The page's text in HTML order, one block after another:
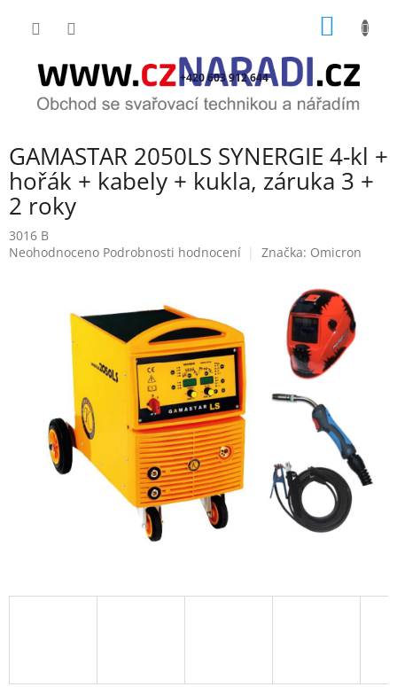
+420 603 912 644
GAMASTAR 2050LS SYNERGIE 4-kl +
hořák + kabely + kukla, záruka 3 +
2 roky
3016 B
Průměrné
Neohodnoceno Podrobnosti hodnocení Značka: Omicron